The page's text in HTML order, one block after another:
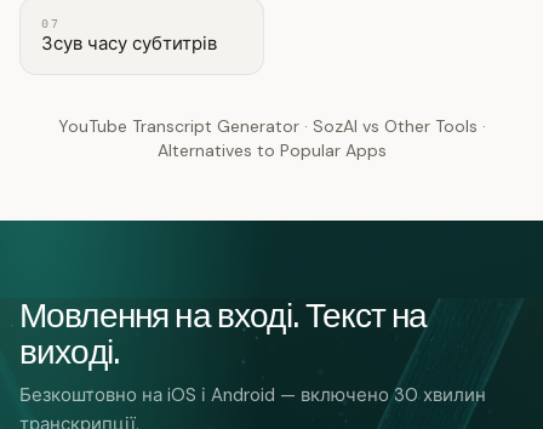
07
Зсув часу субтитрів
YouTube Transcript Generator· SozAI vs Other Tools ·
Alternatives to Popular Apps
Мовлення на вході. Текст на
виході.
Безкоштовно на iOS і Android — включено 30 хвилин
транскрипції.